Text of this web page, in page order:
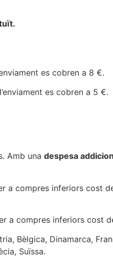
es cobren a 8 €.
es cobren a 5 €.
Amb una despesa
a compres inferiors cost
a compres inferiors cost
Bèlgica, Dinamarca,
Suïssa.